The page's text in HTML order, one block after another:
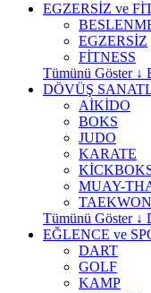
EGZERSİZ ve
EGZERSİZ
FİTNESS
Tümünü Göster ↓
DÖVÜŞ
AİKİDO
BOKS
JUDO
KARATE
MUAY-
Tümünü Göster
EĞLENCE ve
DART
GOLF
KAMP